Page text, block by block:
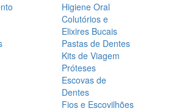
Higiene Oral
Colutórios e
Elixires Bucais
Pastas de Dentes
Kits de Viagem
Próteses
Escovas de
Dentes
Fios e Escovilhões